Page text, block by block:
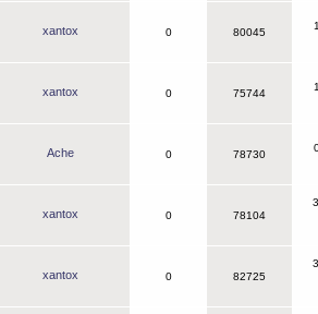
xantox 0 80045
xantox 0 75744
Ache 0 78730
xantox 0 78104
xantox 0 82725